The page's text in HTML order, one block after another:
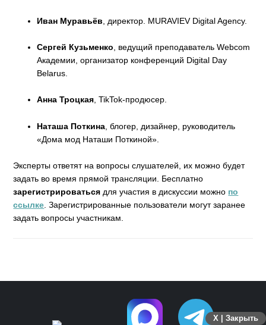
Иван Муравьёв , директор. MURAVIEV Digital Agency.
Сергей Кузьменко , ведущий преподаватель Webcom
Академии, организатор конференций Digital Day
Belarus.
Анна Троцкая, TikTok-продюсер.
Наташа Поткина , блогер, дизайнер, руководитель
«Дома мод Наташи Поткиной».
Эксперты ответят на вопросы слушателей, их можно будет
задать во время прямой трансляции. Бесплатно
зарегистрироваться для участия в дискуссии можно по
ссылке . Зарегистрированные пользователи могут заранее
задать вопросы участникам.
X | Закрыть